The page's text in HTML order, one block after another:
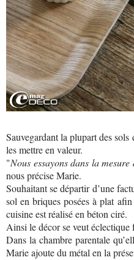
Sauvegardant la plupart des
les mettre en valeur.
"Nous essayons dans la
nous précise Marie.
Souhaitant se départir d’une
sol en briques posées à plat
cuisine est réalisé en béton ciré.
Ainsi le décor se veut
Dans la chambre parentale
Marie ajoute du métal en la